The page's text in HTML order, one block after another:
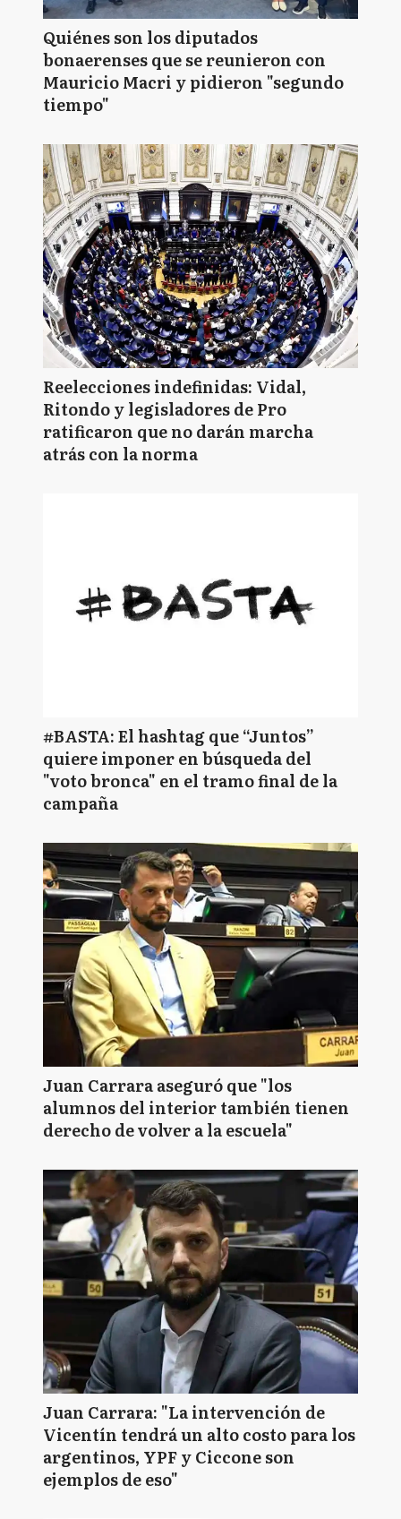
Quiénes son los diputados
bonaerenses que se reunieron con
Mauricio Macri y pidieron "segundo
tiempo"
Reelecciones indefinidas: Vidal,
Ritondo y legisladores de Pro
ratificaron que no darán marcha
atrás con la norma
#BASTA: El hashtag que “Juntos”
quiere imponer en búsqueda del
"voto bronca" en el tramo final de la
campaña
Juan Carrara aseguró que "los
alumnos del interior también tienen
derecho de volver a la escuela"
Juan Carrara: "La intervención de
Vicentín tendrá un alto costo para los
argentinos, YPF y Ciccone son
ejemplos de eso"